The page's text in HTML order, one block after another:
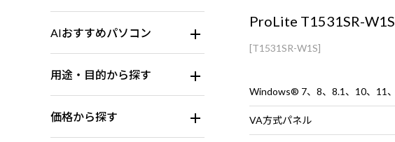
AIおすすめパソコン
用途・目的から探す
価格から探す
ProLite T1531SR-W1S
[T1531SR-W1S]
VA方式パネル